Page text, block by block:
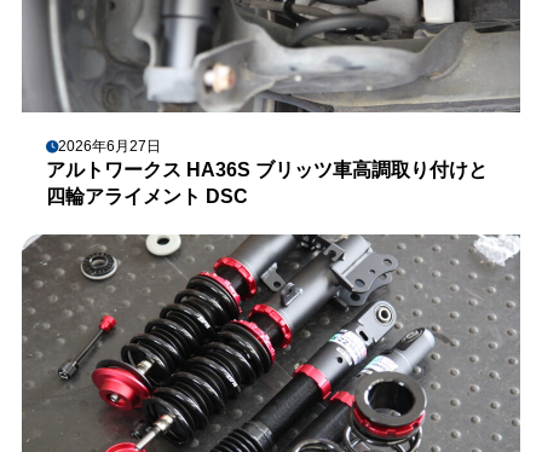
2026年6月27日
アルトワークス HA36S ブリッツ車高調取り付けと
四輪アライメント DSC